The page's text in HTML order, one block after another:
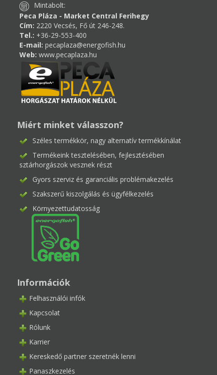
Mintabolt:
Peca Pláza - Market Central Ferihegy
Cím: 2220 Vecsés, Fő út 246-248.
Tel.: +36-29-553-400
E-mail: pecaplaza@energofish.hu
Web: www.pecaplaza.hu
Miért minket válasszon?
Széles termékkör, nagy alternatív termékkínálat
Termékeink tesztelésében, fejlesztésében
sztárhorgászok vesznek részt
Gyors szerviz és garanciális problémakezelés
Szakszerű kiszolgálás és ügyfélkezelés
Környezettudatosság
Információk
Felhasználói infók
Kapcsolat
Rólunk
Karrier
Kereskedő partner szeretnék lenni
Panaszkezelés